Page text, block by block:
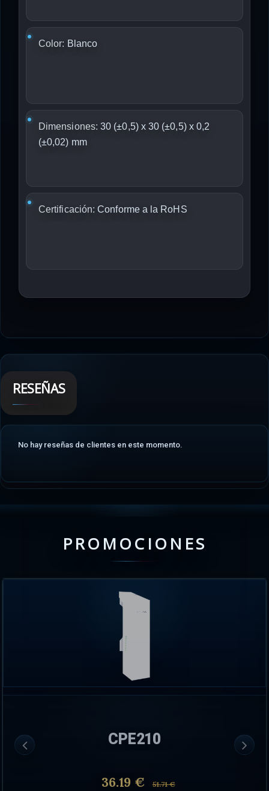
Color: Blanco
Dimensiones: 30 (±0,5) x 30 (±0,5) x 0,2
(±0,02) mm
Certificación: Conforme a la RoHS
RESEÑAS
No hay reseñas de clientes en este momento.
PROMOCIONES
CPE210
36.19 € 51.71 €